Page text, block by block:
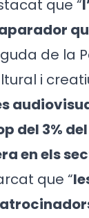
que “
de la
i
del 3%
en els
que “